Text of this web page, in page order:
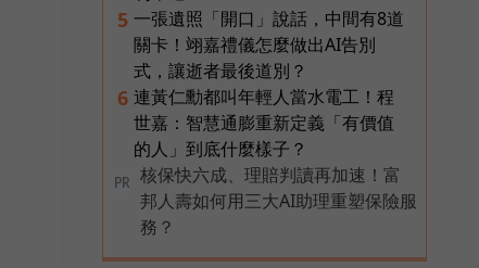
5 一張遺照「開口」說話，中間有8道
關卡！翊嘉禮儀怎麼做出AI告別
式，讓逝者最後道別？
6 連黃仁勳都叫年輕人當水電工！程
世嘉：智慧通膨重新定義「有價值
的人」到底什麼樣子？
PR
核保快六成、理賠判讀再加速！富
邦人壽如何用三大AI助理重塑保險服
務？